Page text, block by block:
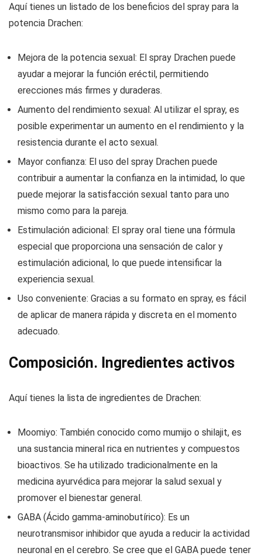
Aquí tienes un listado de los beneficios del spray para la
potencia Drachen:
Mejora de la potencia sexual: El spray Drachen puede
ayudar a mejorar la función eréctil, permitiendo
erecciones más firmes y duraderas.
Aumento del rendimiento sexual: Al utilizar el spray, es
posible experimentar un aumento en el rendimiento y la
resistencia durante el acto sexual.
Mayor confianza: El uso del spray Drachen puede
contribuir a aumentar la confianza en la intimidad, lo que
puede mejorar la satisfacción sexual tanto para uno
mismo como para la pareja.
Estimulación adicional: El spray oral tiene una fórmula
especial que proporciona una sensación de calor y
estimulación adicional, lo que puede intensificar la
experiencia sexual.
Uso conveniente: Gracias a su formato en spray, es fácil
de aplicar de manera rápida y discreta en el momento
adecuado.
Composición. Ingredientes activos
Aquí tienes la lista de ingredientes de Drachen:
Moomiyo: También conocido como mumijo o shilajit, es
una sustancia mineral rica en nutrientes y compuestos
bioactivos. Se ha utilizado tradicionalmente en la
medicina ayurvédica para mejorar la salud sexual y
promover el bienestar general.
GABA (Ácido gamma-aminobutírico): Es un
neurotransmisor inhibidor que ayuda a reducir la actividad
neuronal en el cerebro. Se cree que el GABA puede tener